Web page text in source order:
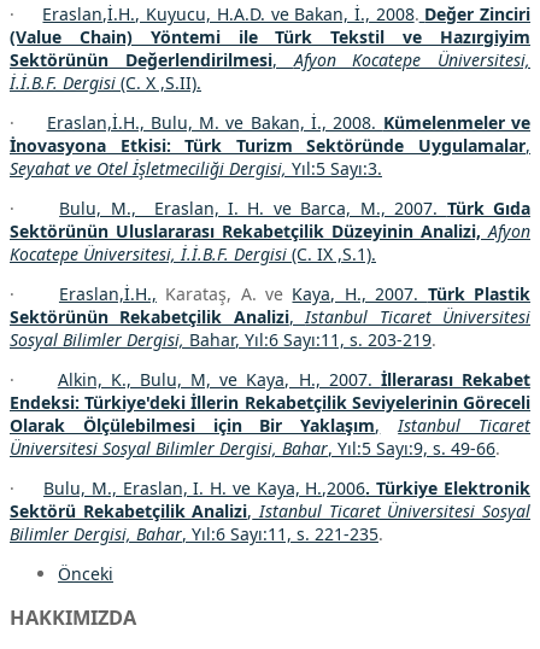
· Eraslan,İ.H., Kuyucu, H.A.D. ve Bakan, İ., 2008. Değer Zinciri
(Value Chain) Yöntemi ile Türk Tekstil ve Hazırgiyim
Sektörünün Değerlendirilmesi,Afyon Kocatepe Üniversitesi,
İ.İ.B.F. Dergisi (C. X ,S.II).
· Eraslan,İ.H., Bulu, M. ve Bakan, İ., 2008. Kümelenmeler ve
İnovasyona Etkisi: Türk Turizm Sektöründe Uygulamalar,
Seyahat ve Otel İşletmeciliği Dergisi, Yıl:5 Sayı:3.
· Bulu, M., Eraslan, I. H. ve Barca, M., 2007. Türk Gıda
Sektörünün Uluslararası Rekabetçilik Düzeyinin Analizi, Afyon
Kocatepe Üniversitesi, İ.İ.B.F. Dergisi (C. IX ,S.1).
· Eraslan,İ.H., Karataş, A. ve Kaya, H., 2007. Türk Plastik
Sektörünün Rekabetçilik Analizi,Istanbul Ticaret Üniversitesi
Sosyal Bilimler Dergisi, Bahar, Yıl:6 Sayı:11, s. 203-219.
· Alkin, K., Bulu, M, ve Kaya, H., 2007. İllerarası Rekabet
Endeksi: Türkiye'deki İllerin Rekabetçilik Seviyelerinin Göreceli
Olarak Ölçülebilmesi için Bir Yaklaşım,
Istanbul Ticaret
Üniversitesi Sosyal Bilimler Dergisi, Bahar, Yıl:5 Sayı:9, s. 49-66.
· Bulu, M., Eraslan, I. H. ve Kaya, H.,2006. Türkiye Elektronik
Sektörü Rekabetçilik Analizi, Istanbul Ticaret Üniversitesi Sosyal
Bilimler Dergisi, Bahar, Yıl:6 Sayı:11, s. 221-235.
Önceki
HAKKIMIZDA